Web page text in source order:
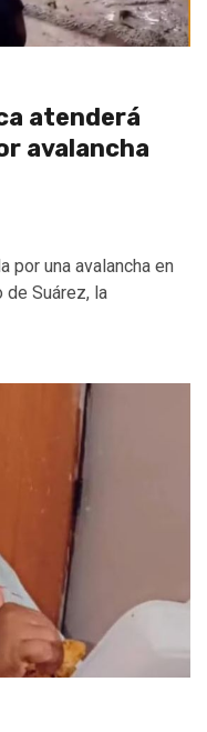
atenderá
avalancha
por una avalancha en
de Suárez, la